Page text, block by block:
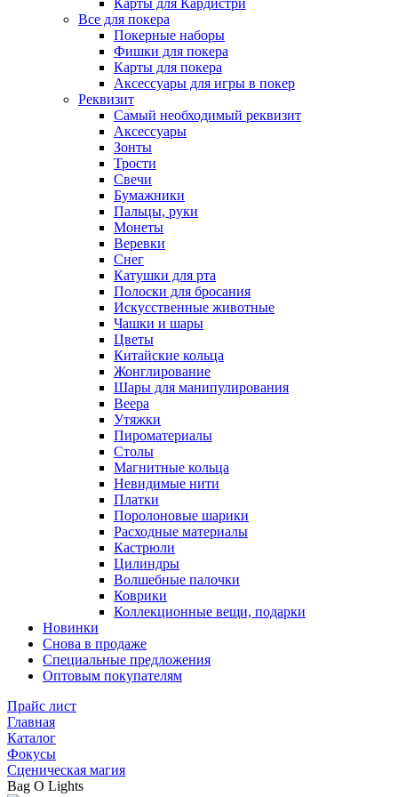
Карты для Кардистри
Все для покера
Покерные наборы
Фишки для покера
Карты для покера
Аксессуары для игры в покер
Реквизит
Самый необходимый реквизит
Аксессуары
Зонты
Трости
Свечи
Бумажники
Пальцы, руки
Монеты
Веревки
Снег
Катушки для рта
Полоски для бросания
Искусственные животные
Чашки и шары
Цветы
Китайские кольца
Жонглирование
Шары для манипулирования
Веера
Утяжки
Пироматериалы
Столы
Магнитные кольца
Невидимые нити
Платки
Поролоновые шарики
Расходные материалы
Кастрюли
Цилиндры
Волшебные палочки
Коврики
Коллекционные вещи, подарки
Новинки
Снова в продаже
Специальные предложения
Оптовым покупателям
Прайс лист
Главная
Каталог
Фокусы
Сценическая магия
Bag O Lights